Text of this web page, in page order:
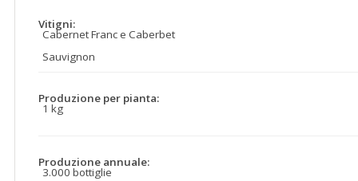
Vitigni:
Cabernet Franc e Caberbet
Sauvignon
Produzione per pianta:
1 kg
Produzione annuale:
3.000 bottiglie